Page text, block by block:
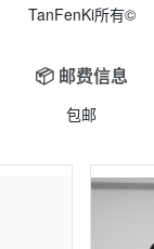
TanFenKi所有©
📦 邮费信息
包邮